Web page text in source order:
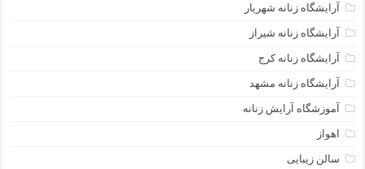
آرایشگاه زنانه شهریار
آرایشگاه زنانه شیراز
آرایشگاه زنانه کرج
آرایشگاه زنانه مشهد
آموزشگاه آرایش زنانه
اهواز
سالن زیبایی